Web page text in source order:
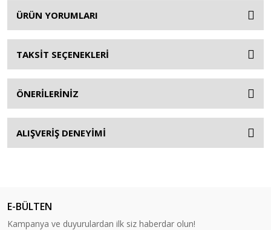
ÜRÜN YORUMLARI
TAKSİT SEÇENEKLERİ
ÖNERİLERİNİZ
ALIŞVERİŞ DENEYİMİ
E-BÜLTEN
Kampanya ve duyurulardan ilk siz haberdar olun!